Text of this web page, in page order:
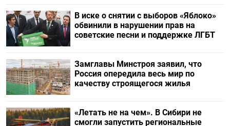
В иске о снятии с выборов «Яблоко»
обвинили в нарушении прав на
советские песни и поддержке ЛГБТ
Замглавы Минстроя заявил, что
Россия опередила весь мир по
качеству строящегося жилья
«Летать не на чем». В Сибири не
смогли запустить региональные